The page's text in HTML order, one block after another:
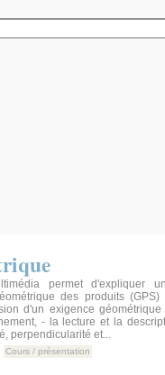
permet d'expliquer
des produits
d'un exigence
- la lecture et la
perpendicularité et...
Cours / présentation